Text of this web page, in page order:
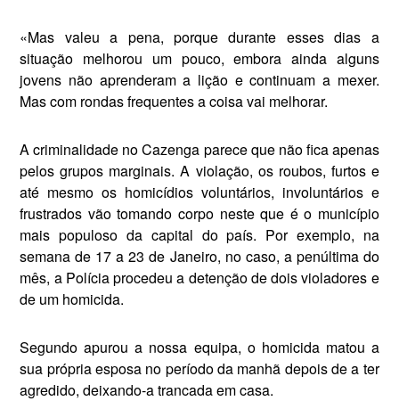
«Mas valeu a pena, porque durante es­ses dias a
situação melhorou um pouco, embora ainda alguns
jovens não apren­deram a lição e continuam a mexer.
Mas com rondas frequentes a coisa vai melhorar.
A criminalidade no Cazenga parece que não fica apenas
pelos grupos mar­ginais. A violação, os roubos, furtos e
até mesmo os homicídios voluntários, involuntários e
frustrados vão toman­do corpo neste que é o município
mais populoso da capital do país. Por exem­plo, na
semana de 17 a 23 de Janeiro, no caso, a penúltima do
mês, a Polícia procedeu a detenção de dois violadores e
de um homicida.
Segundo apurou a nossa equipa, o homicida matou a
sua própria esposa no período da manhã depois de a ter
agredido, deixando-a trancada em casa.